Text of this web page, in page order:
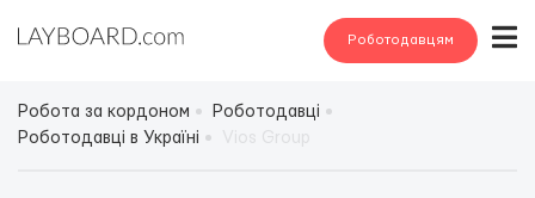
Роботодавцям
Робота за кордоном
Роботодавці
Роботодавці в Україні